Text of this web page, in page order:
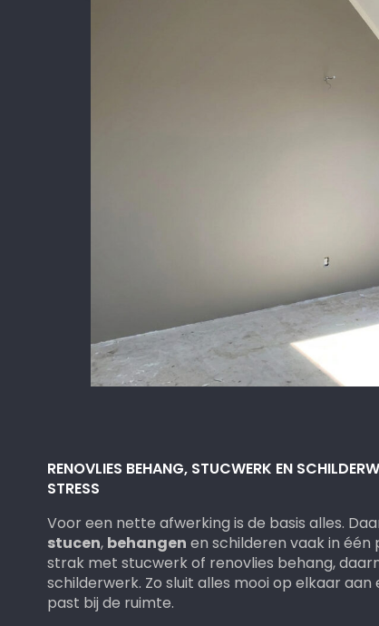
RENOVLIES BEHANG, STUCWERK EN
STRESS
Voor een nette afwerking is de basis alles.
stucen, behangen en schilderen vaak in
strak met stucwerk of renovlies behang,
schilderwerk. Zo sluit alles mooi op elkaar
past bij de ruimte.